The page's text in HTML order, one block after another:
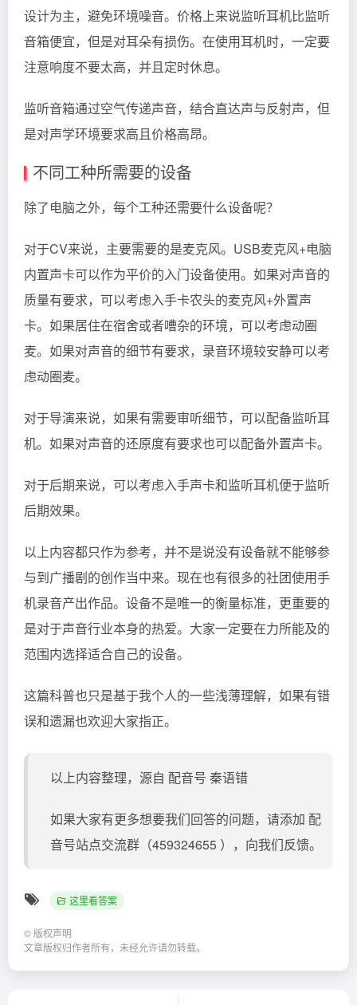
设计为主，避免环境噪音。价格上来说监听耳机比监听
音箱便宜，但是对耳朵有损伤。在使用耳机时，一定要
注意响度不要太高，并且定时休息。
监听音箱通过空气传递声音，结合直达声与反射声，但
是对声学环境要求高且价格高昂。
不同工种所需要的设备
除了电脑之外，每个工种还需要什么设备呢？
对于CV来说，主要需要的是麦克风。USB麦克风+电脑
内置声卡可以作为平价的入门设备使用。如果对声音的
质量有要求，可以考虑入手卡农头的麦克风+外置声
卡。如果居住在宿舍或者嘈杂的环境，可以考虑动圈
麦。如果对声音的细节有要求，录音环境较安静可以考
虑动圈麦。
对于导演来说，如果有需要审听细节，可以配备监听耳
机。如果对声音的还原度有要求也可以配备外置声卡。
对于后期来说，可以考虑入手声卡和监听耳机便于监听
后期效果。
以上内容都只作为参考，并不是说没有设备就不能够参
与到广播剧的创作当中来。现在也有很多的社团使用手
机录音产出作品。设备不是唯一的衡量标准，更重要的
是对于声音行业本身的热爱。大家一定要在力所能及的
范围内选择适合自己的设备。
这篇科普也只是基于我个人的一些浅薄理解，如果有错
误和遗漏也欢迎大家指正。
以上内容整理，源自 配音号 秦语错
如果大家有更多想要我们回答的问题，请添加 配
音号站点交流群（459324655 ），向我们反馈。
这里看答案
© 版权声明
文章版权归作者所有，未经允许请勿转载。